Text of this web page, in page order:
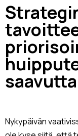
Nykypäivän